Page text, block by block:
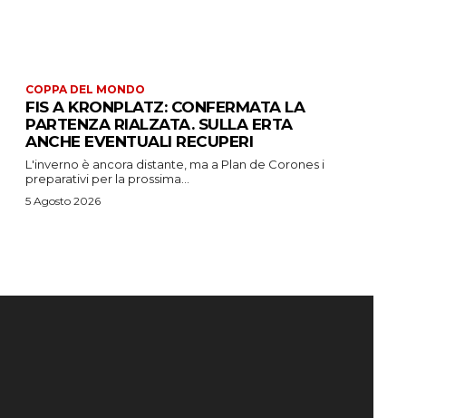
COPPA DEL MONDO
FIS A KRONPLATZ: CONFERMATA LA
PARTENZA RIALZATA. SULLA ERTA
ANCHE EVENTUALI RECUPERI
L'inverno è ancora distante, ma a Plan de Corones i
preparativi per la prossima...
5 Agosto 2026